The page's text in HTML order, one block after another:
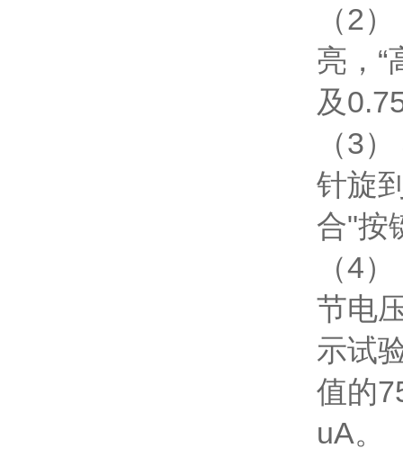
（2
亮，“
及
（3
针旋
合"按
（4
节电
示试
值的
uA。